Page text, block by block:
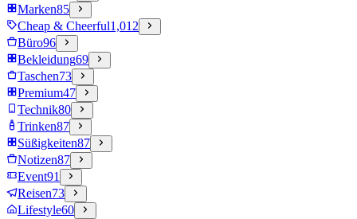
Marken85
Cheap & Cheerful1,012
Büro96
Bekleidung69
Taschen73
Premium47
Technik80
Trinken87
Süßigkeiten87
Notizen87
Event91
Reisen73
Lifestyle60